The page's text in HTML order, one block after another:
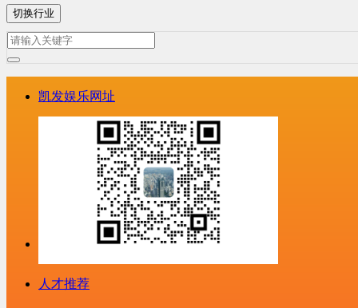
切换行业
凯发娱乐网址
人才推荐